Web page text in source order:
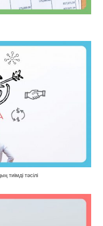
тиімді тәсілі